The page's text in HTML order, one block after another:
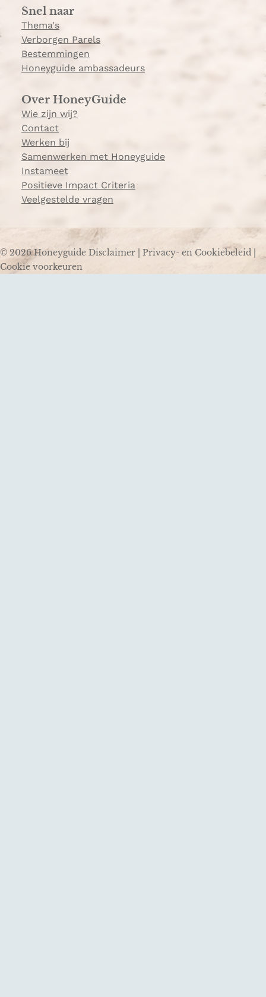
m
Snel naar
Thema's
Verborgen Parels
Bestemmingen
Honeyguide ambassadeurs
Over HoneyGuide
Wie zijn wij?
Contact
Werken bij
Samenwerken met Honeyguide
Instameet
Positieve Impact Criteria
Veelgestelde vragen
© 2026 Honeyguide Disclaimer Privacy- en Cookiebeleid
Cookie voorkeuren